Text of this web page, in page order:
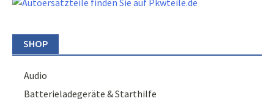
SHOP
Audio
Batterieladegeräte & Starthilfe